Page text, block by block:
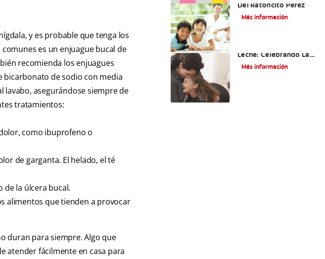
y es probable que tenga los
es un enjuague bucal de
recomienda los enjuagues
bicarbonato de sodio con media
lavabo, asegurándose siempre de
tratamientos:
como ibuprofeno o
de garganta. El helado, el té
de la úlcera bucal.
alimentos que tienden a provocar
duran para siempre. Algo que
atender fácilmente en casa para
Del Ratoncito Pérez
Más información
Leche: Celebrando La
Última Visita Del
Más información